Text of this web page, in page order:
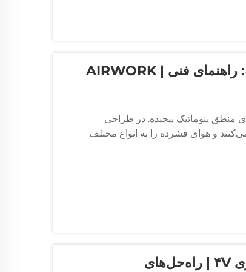
و ۵ راهه: راهنمای فنی برای منطق پنوماتیک پیچیده. در طراحی
و هوای فشرده را به انواع مختلف
علت سوختن مکرر سیم‌پیچ‌های شیر سولنوئیدی سری ۴V | راه‌حل‌های